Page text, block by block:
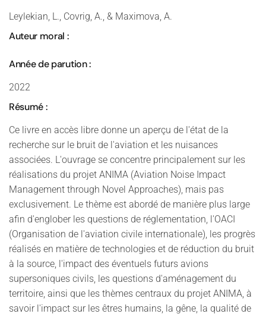
Leylekian, L., Covrig, A., & Maximova, A.
Auteur moral :
Année de parution :
2022
Résumé :
Ce livre en accès libre donne un aperçu de l'état de la
recherche sur le bruit de l'aviation et les nuisances
associées. L'ouvrage se concentre principalement sur les
réalisations du projet ANIMA (Aviation Noise Impact
Management through Novel Approaches), mais pas
exclusivement. Le thème est abordé de manière plus large
afin d'englober les questions de réglementation, l'OACI
(Organisation de l'aviation civile internationale), les progrès
réalisés en matière de technologies et de réduction du bruit
à la source, l'impact des éventuels futurs avions
supersoniques civils, les questions d'aménagement du
territoire, ainsi que les thèmes centraux du projet ANIMA, à
savoir l'impact sur les êtres humains, la gêne, la qualité de